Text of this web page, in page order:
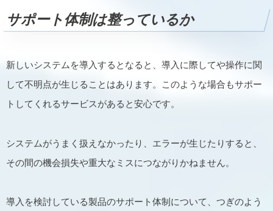
サポート体制は整っているか
新しいシステムを導入するとなると、導入に際してや操作に関
して不明点が生じることはあります。このような場合もサポー
トしてくれるサービスがあると安心です。
システムがうまく扱えなかったり、エラーが生じたりすると、
その間の機会損失や重大なミスにつながりかねません。
導入を検討している製品のサポート体制について、つぎのよう